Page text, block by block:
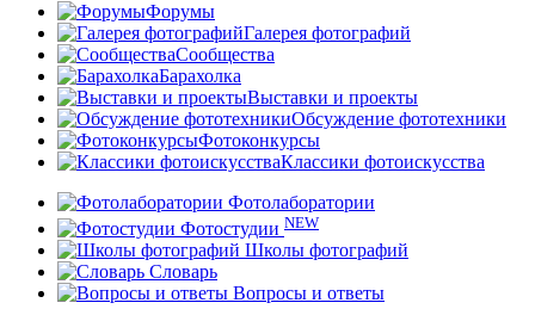
Форумы
Галерея фотографий
Сообщества
Барахолка
Выставки и проекты
Обсуждение фототехники
Фотоконкурсы
Классики фотоискусства
Фотолаборатории
Фотостудии NEW
Школы фотографий
Словарь
Вопросы и ответы